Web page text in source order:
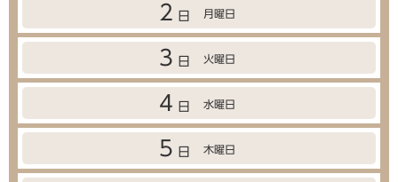
2 日 月曜日
3 日 火曜日
4 日 水曜日
5 日 木曜日